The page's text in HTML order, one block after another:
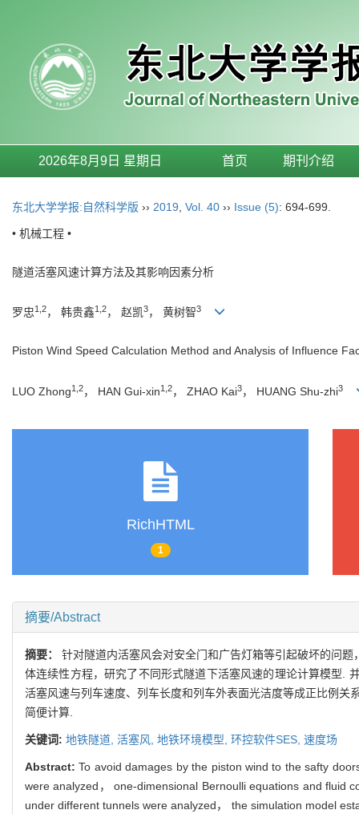
2026年8月9日 星期日 首页 期刊介绍
东北大学学报:自然科学版 ›› 2019 Vol. 40 ›› Issue (5): 694-699.
• 机械工程 •
隧道活塞风速计算方法及其影响因素分析
罗忠1,2， 韩贵鑫1,2， 赵凯3， 黄树智3
Piston Wind Speed Calculation Method and Analysis of Influence
LUO Zhong1,2， HAN Gui-xin1,2， ZHAO Kai3， HUANG Shu-zhi3
RichHTML
1
摘要/Abstract
摘要： 针对隧道内活塞风会对安全门和广告灯箱等引起破坏的问
体连续性方程，研究了不同形式隧道下活塞风速的理论计算模型.
活塞风速与列车速度、列车长度和列车外表面光洁度等成正比例
简便计算.
关键词: 地铁隧道, 活塞风, 地铁环境模型, 环控软件SES, 速度场
Abstract:To avoid damages by the piston wind to the safty
were analyzed， one-dimensional Bernoulli equations and fluid
under different tunnels were analyzed， the simulation model